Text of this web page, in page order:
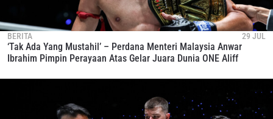
BERITA 29 JUL
‘Tak Ada Yang Mustahil’ – Perdana Menteri Malaysia Anwar
Ibrahim Pimpin Perayaan Atas Gelar Juara Dunia ONE Aliff